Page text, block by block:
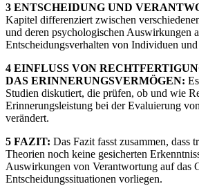
3 ENTSCHEIDUNG UND
Kapitel differenziert zwischen
und deren psychologischen Auswirkungen
Entscheidungsverhalten von Individuen
4 EINFLUSS VON
DAS ERINNERUNGSVERMÖGEN:
Studien diskutiert, die prüfen, ob und wie
Erinnerungsleistung bei der Evaluierung
verändert.
5 FAZIT: Das Fazit fasst zusammen, dass
Theorien noch keine gesicherten
Auswirkungen von Verantwortung auf das
Entscheidungssituationen vorliegen.